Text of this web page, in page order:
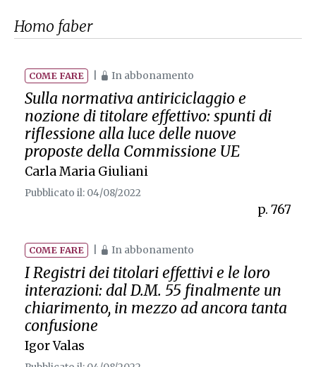
Homo faber
COME FARE In abbonamento
Sulla normativa antiriciclaggio e
nozione di titolare effettivo: spunti di
riflessione alla luce delle nuove
proposte della Commissione UE
Carla Maria Giuliani
Pubblicato il: 04/08/2022
p. 767
COME FARE In abbonamento
I Registri dei titolari effettivi e le loro
interazioni: dal D.M. 55 finalmente un
chiarimento, in mezzo ad ancora tanta
confusione
Igor Valas